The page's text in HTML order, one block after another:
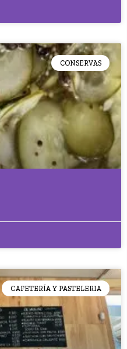
CONSERVAS
CAFETERÍA Y PASTELERIA